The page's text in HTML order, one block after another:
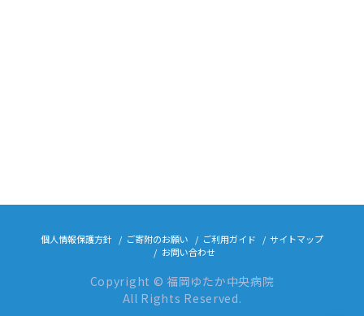
個人情報保護方針 ご寄附のお願い ご利用ガイド
サイトマップ
お問い合わせ
Copyright © 福岡ゆたか中央病院
All Rights Reserved.